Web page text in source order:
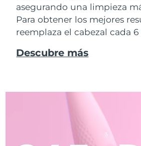
asegurando una limpieza
Para obtener los mejores
reemplaza el cabezal cada 6
Descubre más